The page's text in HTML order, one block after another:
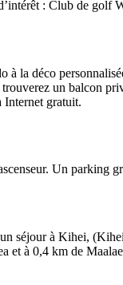
: Club de
à la déco
un balcon
Internet gratuit.
Un parking
séjour à Kihei,
et à 0,4 km de